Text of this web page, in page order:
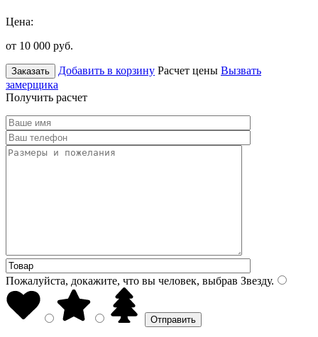
Цена:
от 10 000 руб.
Заказать Добавить в корзину Расчет цены Вызвать
замерщика
Получить расчет
Пожалуйста, докажите, что вы человек, выбрав Звезду.